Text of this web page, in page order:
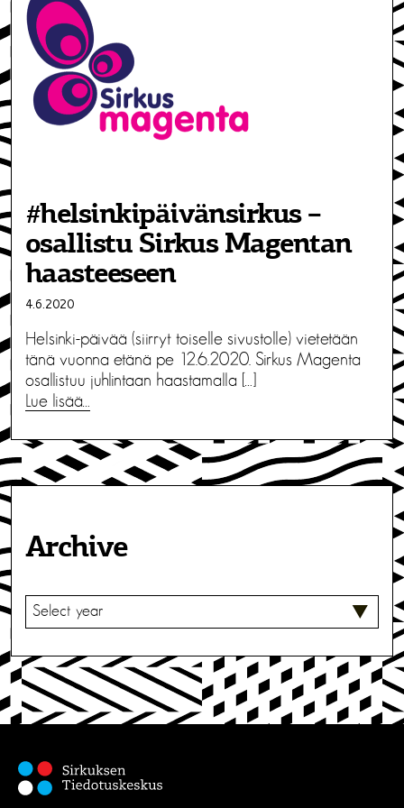
#helsinkipäivänsirkus –
osallistu Sirkus Magentan
haasteeseen
4.6.2020
Helsinki-päivää (siirryt toiselle sivustolle) vietetään
tänä vuonna etänä pe 12.6.2020. Sirkus Magenta
osallistuu juhlintaan haastamalla […]
Lue lisää…
Archive
V
I
T
S
E